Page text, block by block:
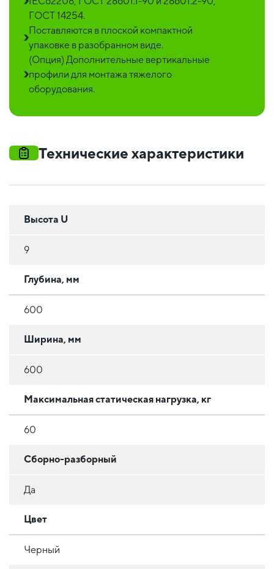
ГОСТ 14254.
Поставляются в плоской компактной
упаковке в разобранном виде.
(Опция) Дополнительные вертикальные
профили для монтажа тяжелого
оборудования.
Технические характеристики
Высота U
9
Глубина, мм
600
Ширина, мм
600
Максимальная статическая нагрузка, кг
60
Сборно-разборный
Да
Цвет
Черный